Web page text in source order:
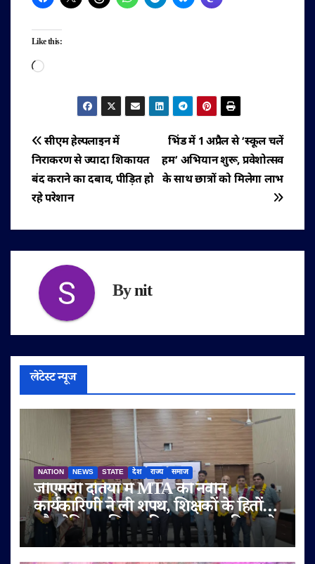
Like this:
Loading…
पोस्ट
नेविगेशन
भिंड में 1 अप्रैल से ‘स्कूल चलें
हम’ अभियान शुरू, प्रवेशोत्सव
के साथ छात्रों को मिलेगा लाभ
सीएम हेल्पलाइन में
निराकरण से ज्यादा शिकायत
बंद कराने का दबाव, पीड़ित हो
रहे परेशान
Bynit
लेटेस्ट न्यूज
NATION NEWS STATE देश राज्य समाज
जीएमसी दतिया में MTA की नवीन
कार्यकारिणी ने ली शपथ, शिक्षकों के हितों
और मेडिकल शिक्षा की गुणवत्ता पर दिया जोर